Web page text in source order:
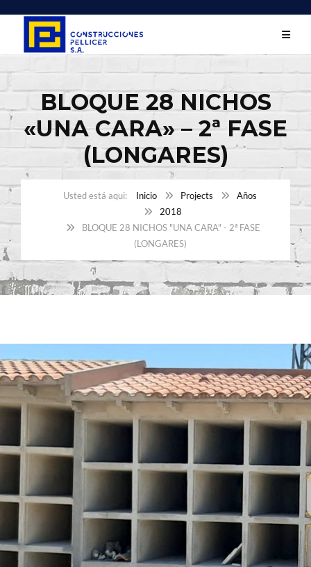
BLOQUE 28 NICHOS
«UNA CARA» – 2ª FASE
(LONGARES)
Inicio Projects
Años
2018
BLOQUE 28 NICHOS "UNA CARA" - 2ª FASE
(LONGARES)